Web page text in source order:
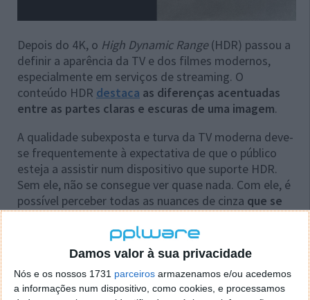
Damos valor à sua privacidade
Nós e os nossos 1731 parceiros armazenamos e/ou acedemos
a informações num dispositivo, como cookies, e processamos
Depois do 4K, o High Dynamic Range(HDR) passou a
definir a aparência da TV e dos filmes modernos,
especialmente em serviços de streaming. O
conteúdo HDR destaca as diferenças acentuadas
entre as partes claras e escuras de uma imagem.
A qualidade subexposta e turva da TV moderna deve-
se frequentemente à expectativa de que o público
esteja a assistir num dispositivo que suporte HDR.
Sem ele, não se consegue ver quase nada. Com ele, é
possível perceber todas as nuances de cinza que se
tornaram normais nas produções de TV de
A Netflix introduziu inicialmente o suporte para HDR
em 2016 com a estreia de Marco Polo e, nos anos
seguintes, tornou-se comum oferecer suporte para